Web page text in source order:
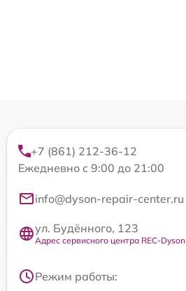
+7 (861) 212-36-12
Ежедневно с 9:00 до 21:00
info@dyson-repair-center.ru
ул. Будённого, 123
Адрес сервисного центра REC-Dyson
Режим работы: